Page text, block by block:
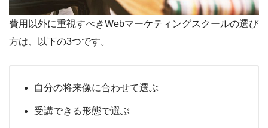
費用以外に重視すべきWebマーケティングスクールの選び
方は、以下の3つです。
自分の将来像に合わせて選ぶ
受講できる形態で選ぶ